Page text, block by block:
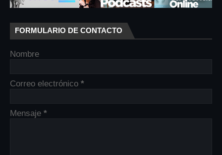
FORMULARIO DE CONTACTO
Nombre
Correo electrónico *
Mensaje *